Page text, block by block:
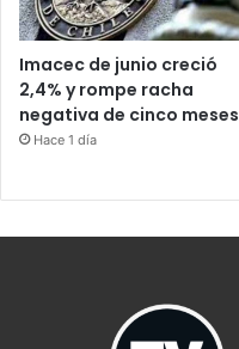
Imacec de junio creció
2,4% y rompe racha
negativa de cinco meses
Hace 1 día